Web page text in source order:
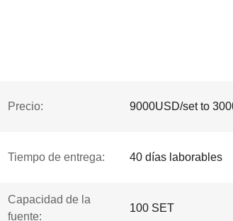
Precio: 9000USD/set to
Tiempo de entrega: 40 días laborables
Capacidad de la
fuente:
100 SET